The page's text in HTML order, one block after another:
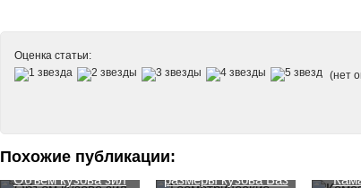
Оценка статьи:
(нет
Похожие публикации:
Объем кузова зил
размеры кузова Ваз